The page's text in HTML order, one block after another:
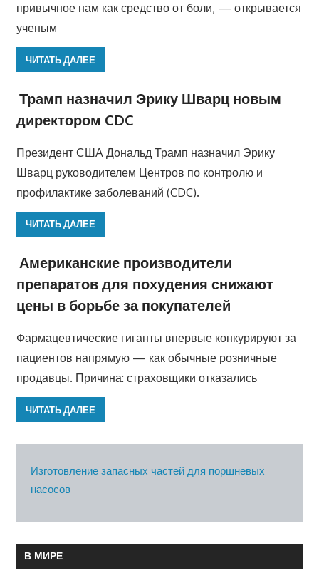
привычное нам как средство от боли, — открывается
ученым
ЧИТАТЬ ДАЛЕЕ
Трамп назначил Эрику Шварц новым
директором CDC
Президент США Дональд Трамп назначил Эрику
Шварц руководителем Центров по контролю и
профилактике заболеваний (CDC).
ЧИТАТЬ ДАЛЕЕ
Американские производители
препаратов для похудения снижают
цены в борьбе за покупателей
Фармацевтические гиганты впервые конкурируют за
пациентов напрямую — как обычные розничные
продавцы. Причина: страховщики отказались
ЧИТАТЬ ДАЛЕЕ
Изготовление запасных частей для поршневых
насосов
В МИРЕ